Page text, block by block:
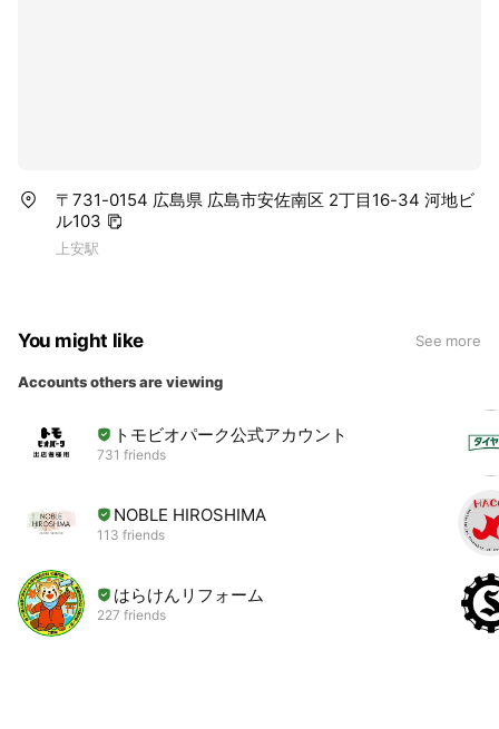
〒731-0154 広島県 広島市安佐南区 2丁目16-34 河地ビ
ル103
上安駅
You might like See more
Accounts others are viewing
トモビオパーク公式アカウント
731 friends
NOBLE HIROSHIMA
113 friends
はらけんリフォーム
227 friends